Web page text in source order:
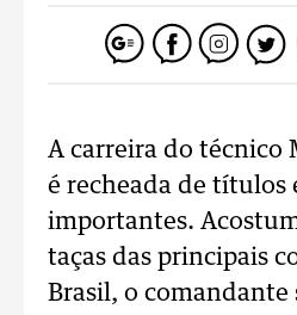
A carreira do técnico
é recheada de títulos
importantes.
taças das principais
Brasil, o comandante